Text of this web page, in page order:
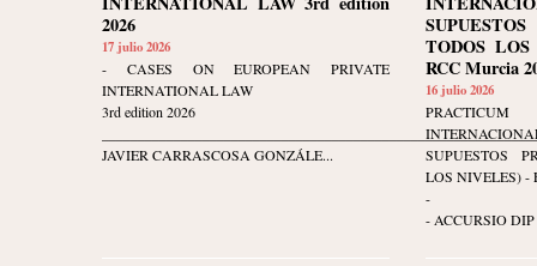
2026
17 julio 2026
- CASES ON EUROPEAN PRIVATE
INTERNATIONAL LAW
3rd edition 2026
JAVIER CARRASCOSA GONZÁLE...
TODOS
RCC Murcia
16 julio 2026
SUPUESTOS
LOS NIVELES) -
-
- ACCURSIO DIP